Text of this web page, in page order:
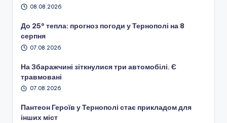
08.08.2026
До 25° тепла: прогноз погоди у Тернополі на 8
серпня
07.08.2026
На Збаражчині зіткнулися три автомобілі. Є
травмовані
07.08.2026
Пантеон Героїв у Тернополі стає прикладом для
інших міст